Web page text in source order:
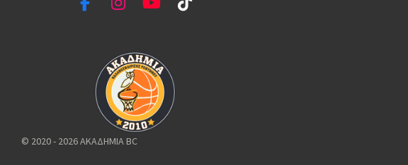
F
I
t
a
g
r
a
m
Y
T
u
b
e
T
© 2020 - 2026 ΑΚΑΔΗΜΙΑ BC